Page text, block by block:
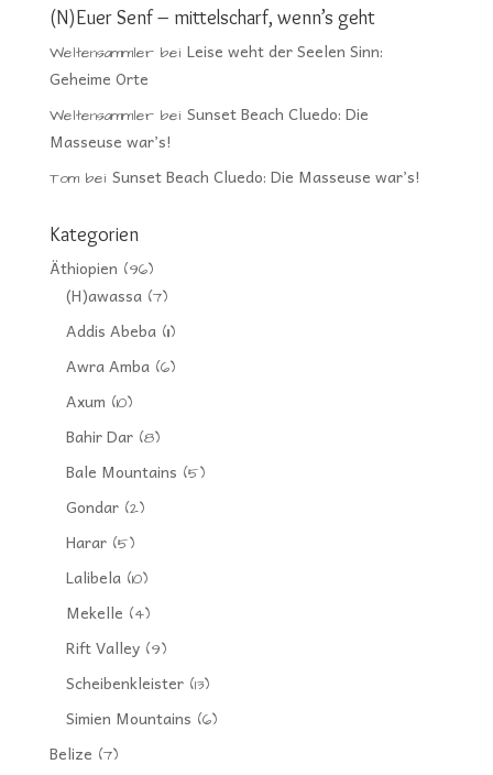
(N)Euer Senf – mittelscharf, wenn’s geht
Weltensammlerbei Leise weht der Seelen Sinn:
Geheime Orte
Weltensammlerbei Sunset Beach Cluedo: Die
Masseuse war’s!
Tombei Sunset Beach Cluedo: Die Masseuse war’s!
Kategorien
Äthiopien (96)
(H)awassa(7)
Addis Abeba(11)
Awra Amba(6)
Axum (10)
Bahir Dar(8)
Bale Mountains (5)
Gondar(2)
Harar(5)
Lalibela(10)
Mekelle (4)
Rift Valley(9)
Scheibenkleister(13)
Simien Mountains (6)
Belize (7)